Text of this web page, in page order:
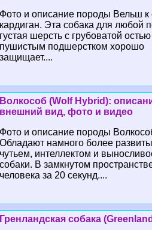
Фото и описание породы Вельш к
кардиган. Эта собака для любой
густая шерсть с грубоватой
пушистым подшерстком хорошо
защищает....
Волкособ (Wolf Hybrid):
внешний вид, фото и видео
Фото и описание породы
Обладают намного более
чутьем, интеллектом и
собаки. В замкнутом
человека за 20 секунд....
Гренландская собака